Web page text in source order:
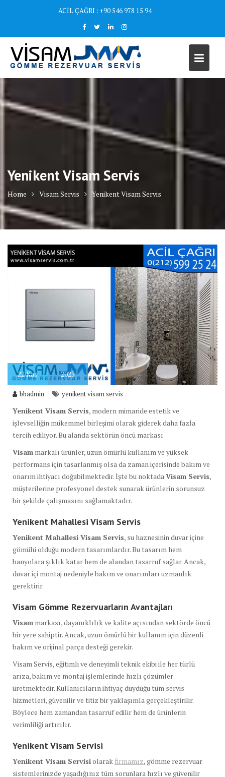
ACİL ÇAĞRI : +90 546 978 15 94
Yenikent Visam Servis
Home Visam Servis Yenikent Visam Servis
22Kas 2025
bbadmin yenikent visam servis
Yenikent Visam Servis, modern mimaride estetik ve
işlevselliğin mükemmel birleşimi olarak giderek daha fazla
tercih ediliyor. Bu alanda sektörün öncü markası
Visam markalı ürünler, uzun ömürlü kullanım ve yüksek
performans için tasarlanmış olsa da zaman içerisinde bakım ve
onarım ihtiyacı doğabilmektedir. İşte bu noktada Visam Servis,
müşterilerine profesyonel destek sunarak ürünlerin sorunsuz
bir şekilde çalışmasını sağlamaktadır.
Yenikent Mahallesi Visam Servis
Yenikent Mahallesi Visam Servis, su haznesinin duvar içine
gömülü olduğu modern tasarımlardır. Bu tasarım hem
banyolara şıklık katar hem de alandan tasarruf sağlar. Ancak,
duvar içi montaj nedeniyle bakım ve onarımları uzmanlık
gerektirir.
Visam Gömme Rezervuarların Avantajları
Visam markası, dayanıklılık ve kalite açısından sektörde öncü
bir yere sahiptir. Ancak, uzun ömürlü bir kullanım için düzenli
bakım ve orijinal parça desteği gerekir.
Visam Servis, eğitimli ve deneyimli teknik ekibi ile her türlü
arıza, bakım ve montaj işlemlerinde hızlı çözümler
üretmektedir. Kullanıcıların ihtiyaç duyduğu tüm servis
hizmetleri, güvenilir ve titiz bir yaklaşımla gerçekleştirilir.
Böylece hem zamandan tasarruf edilir hem de ürünlerin
verimliliği artırılır.
Yenikent Visam Servisi
Yenikent Visam Servisiolarak firmamız, gömme rezervuar
sistemlerinizde yaşadığınız tüm sorunlara hızlı ve güvenilir